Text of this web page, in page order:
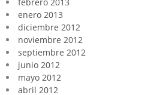
febrero 2013
enero 2013
diciembre 2012
noviembre 2012
septiembre 2012
junio 2012
mayo 2012
abril 2012